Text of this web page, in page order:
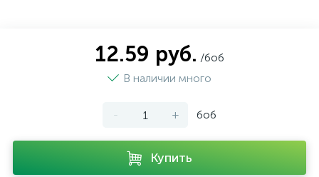
12.59 руб. /боб
В наличии много
- + боб
Купить